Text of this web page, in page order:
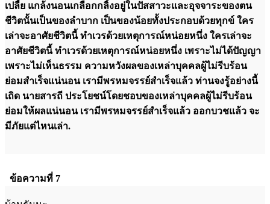
เปลี้ย แกล้งนอนเกลือกกลิ้งอยู่ในปัสสาวะและอุจจาระของตน
ชีวิตนั้นเป็นของลำบาก เป็นของน้อยทั้งประกอบด้วยทุกข์ ใคร
เล่าจะอาศัยชีวิตนี้ ทำเวรด้วยเหตุการณ์หน่อยหนึ่ง ใครเล่าจะ
อาศัยชีวิตนี้ ทำเวรด้วยเหตุการณ์หน่อยหนึ่ง เพราะไม่ได้ปัญญา
เพราะไม่เห็นธรรม ความหวังผลของเหล่าบุคคลผู้ไม่รีบร้อน
ย่อมสำเร็จแน่นอน เรามีพรหมจรรย์สำเร็จแล้ว ท่านจงรู้อย่างนี้
เถิด นายสารถี ประโยชน์โดยชอบของเหล่าบุคคลผู้ไม่รีบร้อน
ย่อมให้ผลแน่นอน เรามีพรหมจรรย์สำเร็จแล้ว ออกบวชแล้ว จะ
มีภัยแต่ไหนเล่า.
ข้อความที่ 7